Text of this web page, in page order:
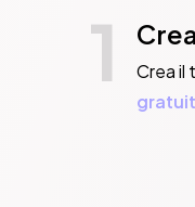
1 Crea il